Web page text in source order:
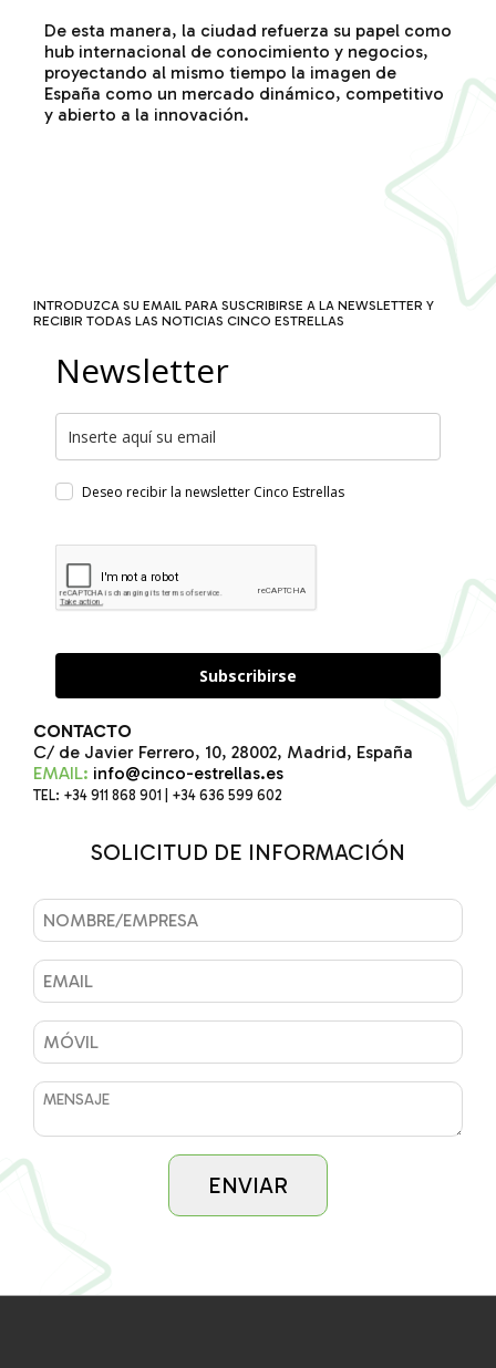
De esta manera, la ciudad refuerza su papel como
hub internacional de conocimiento y negocios,
proyectando al mismo tiempo la imagen de
España como un mercado dinámico, competitivo
y abierto a la innovación.
INTRODUZCA SU EMAIL PARA SUSCRIBIRSE A LA NEWSLETTER Y
RECIBIR TODAS LAS NOTICIAS CINCO ESTRELLAS
Newsletter
Deseo recibir la newsletter Cinco Estrellas
Subscribirse
CONTACTO
C/ de Javier Ferrero, 10, 28002, Madrid, España
EMAIL: info@cinco-estrellas.es
TEL: +34 911 868 901 | +34 636 599 602
SOLICITUD DE INFORMACIÓN